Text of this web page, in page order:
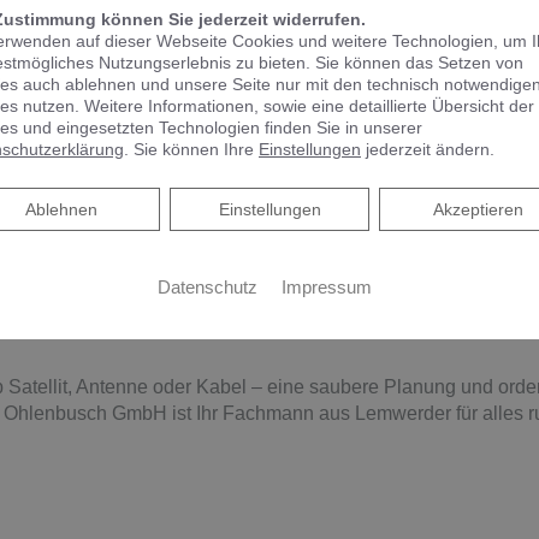
unverbindlichen Beratungstermin mit unseren
und SAT-Anlagen
Anschlüsse aus Lemwerder
Satellit, Antenne oder Kabel – eine saubere Planung und
GmbH ist Ihr Fachmann aus Lemwerder für alles
können Sie jederzeit widerrufen.
auf dieser Webseite Cookies und weitere Technologien, um
Nutzungserlebnis zu bieten. Sie können das Setzen von
auch ablehnen und unsere Seite nur mit den technisch
nutzen. Weitere Informationen, sowie eine detaillierte Übersicht der
und eingesetzten Technologien finden Sie in unserer
. Sie können Ihre Einstellungen jederzeit ändern.
Akzeptieren
Einstellungen
Ablehnen
Ablehnen
Datenschutz Impressum